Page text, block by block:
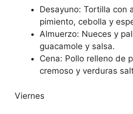
Desayuno: Tortilla con
pimiento, cebolla y
Almuerzo: Nueces y
guacamole y salsa.
Cena: Pollo relleno de
cremoso y verduras
Viernes